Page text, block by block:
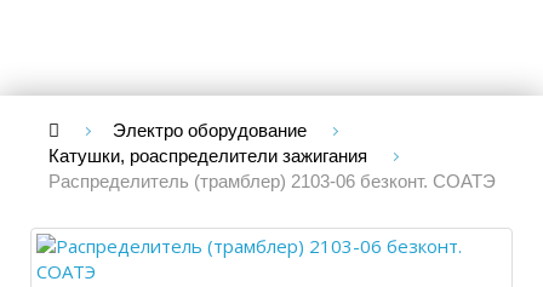
Электро оборудование
Катушки, роаспределители зажигания
Распределитель (трамблер) 2103-06 безконт. СОАТЭ